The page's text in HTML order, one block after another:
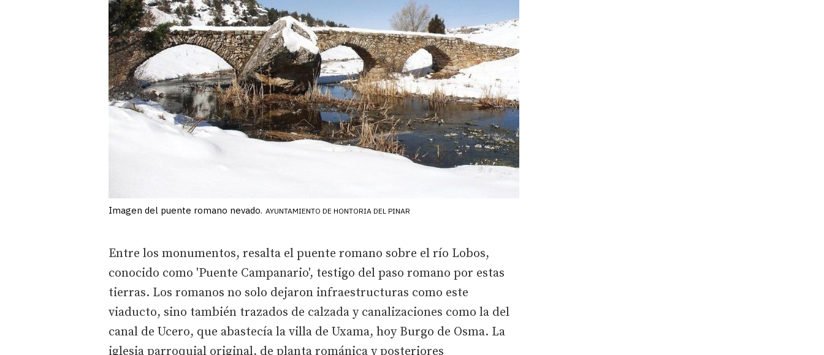
Imagen del puente romano nevado. AYUNTAMIENTO DE HONTORIA DEL PINAR
Entre los monumentos, resalta el puente romano sobre el río Lobos,
conocido como 'Puente Campanario', testigo del paso romano por estas
tierras. Los romanos no solo dejaron infraestructuras como este
viaducto, sino también trazados de calzada y canalizaciones como la del
canal de Ucero, que abastecía la villa de Uxama, hoy Burgo de Osma. La
iglesia parroquial original, de planta románica y posteriores